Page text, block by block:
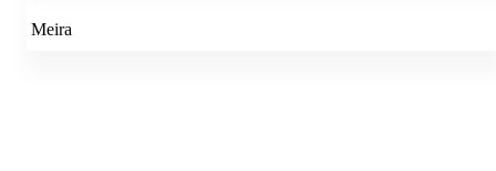
Meira